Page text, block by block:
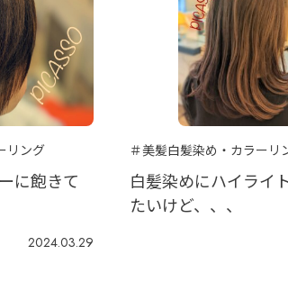
リング
に飽きて
2024.03.29
＃美髪白髪染め・カラーリ
白髪染めにハイライ
たいけど、、、